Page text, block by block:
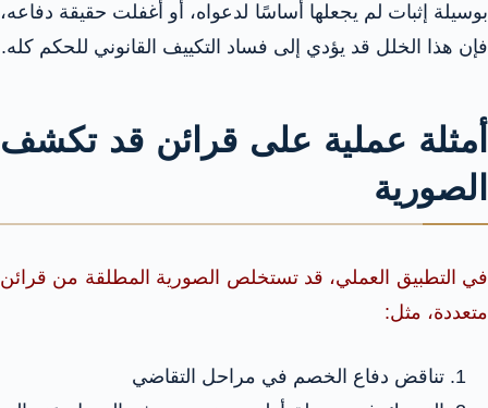
بوسيلة إثبات لم يجعلها أساسًا لدعواه، أو أغفلت حقيقة دفاعه،
فإن هذا الخلل قد يؤدي إلى فساد التكييف القانوني للحكم كله.
أمثلة عملية على قرائن قد تكشف
الصورية
في التطبيق العملي، قد تستخلص الصورية المطلقة من قرائن
متعددة، مثل:
تناقض دفاع الخصم في مراحل التقاضي